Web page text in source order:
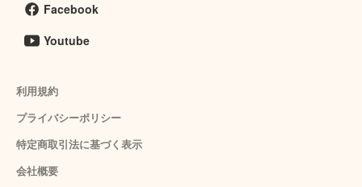
Facebook
Youtube
利用規約
プライバシーポリシー
特定商取引法に基づく表示
会社概要